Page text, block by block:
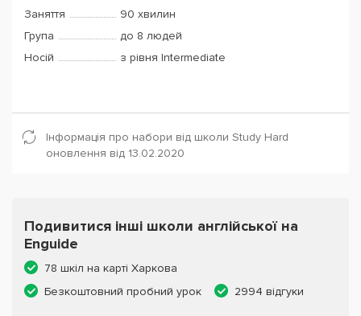
Заняття
90 хвилин
Група
до 8 людей
Носій
з рівня Intermediate
Інформація про набори від школи Study Hard
оновлення від 13.02.2020
Подивитися інші школи англійської на
Enguide
78 шкіл на карті Харкова
Безкоштовний пробний урок
2994 відгуки